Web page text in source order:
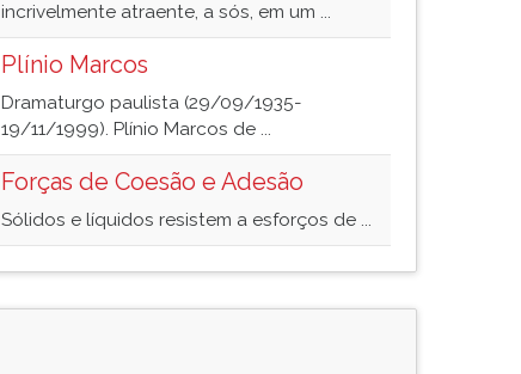
incrivelmente atraente, a sós, em um ...
Plínio Marcos
Dramaturgo paulista (29/09/1935-
19/11/1999). Plínio Marcos de ...
Forças de Coesão e Adesão
Sólidos e líquidos resistem a esforços de ...